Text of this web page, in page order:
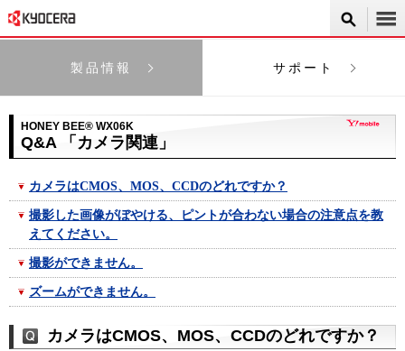
製品情報 サポート
HONEY BEE® WX06K
Q&A 「カメラ関連」
カメラはCMOS、MOS、CCDのどれですか？
撮影した画像がぼやける、ピントが合わない場合の注意点を教
えてください。
撮影ができません。
ズームができません。
カメラはCMOS、MOS、CCDのどれですか？